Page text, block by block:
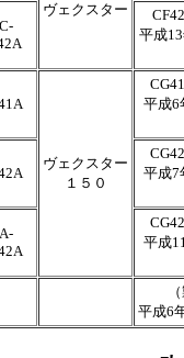
ヴェクスター
平成
ヴェクスター
１５０
平成6
平成7
平成
平成6